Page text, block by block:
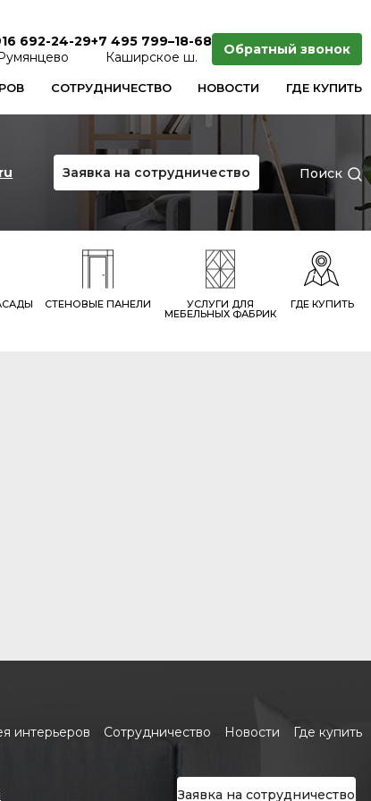
692-24-29+7 495 799–18-68
Каширcкое ш.
Обратный звонок
СОТРУДНИЧЕСТВО НОВОСТИ ГДЕ КУПИТЬ
Заявка на сотрудничество Поиск
СТЕНОВЫЕ ПАНЕЛИ УСЛУГИ ДЛЯ
МЕБЕЛЬНЫХ ФАБРИК
ГДЕ КУПИТЬ
интерьеров Сотрудничество Новости Где купить
Заявка на сотрудничество